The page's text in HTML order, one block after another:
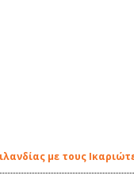
με τους